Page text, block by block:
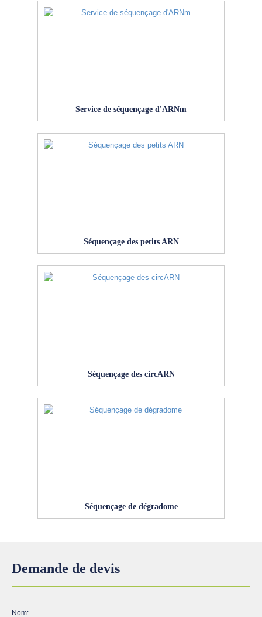
Service de séquençage d'ARNm
Séquençage des petits ARN
Séquençage des circARN
Séquençage de dégradome
Demande de devis
Nom: